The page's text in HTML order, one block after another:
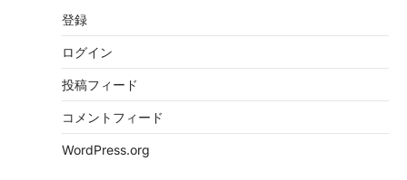
登録
ログイン
投稿フィード
コメントフィード
WordPress.org